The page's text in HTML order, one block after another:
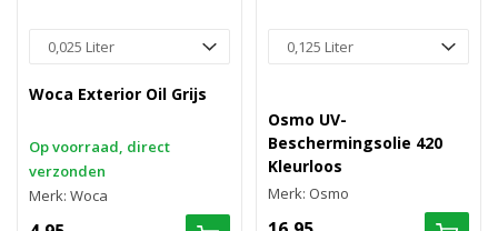
Woca Exterior Oil Grijs
Op voorraad, direct
verzonden
Merk: Woca
Osmo UV-
Beschermingsolie 420
Kleurloos
Merk: Osmo